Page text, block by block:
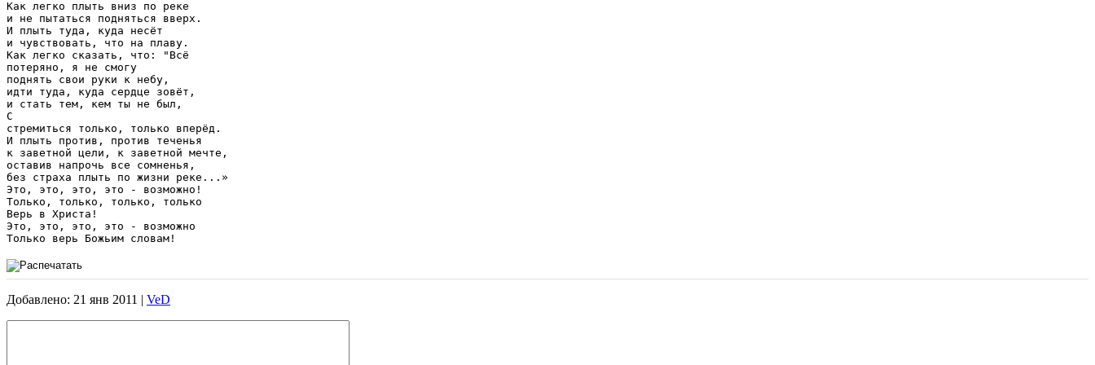
Как легко плыть вниз по реке
и не пытаться подняться вверх.
И плыть туда, куда несёт
и чувствовать, что на плаву.
Как легко сказать, что: "Всё
потеряно, я не смогу
поднять свои руки к небу,
идти туда, куда сердце зовёт,
и стать тем, кем ты не был,
С
стремиться только, только вперёд.
И плыть против, против теченья
к заветной цели, к заветной мечте,
оставив напрочь все сомненья,
без страха плыть по жизни реке...»
Это, это, это, это - возможно!
Только, только, только, только
Верь в Христа!
Это, это, это, это - возможно
Только верь Божьим словам!
Добавлено: 21 янв 2011 | VeD